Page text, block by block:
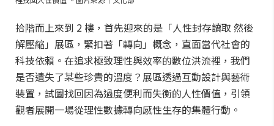
拾階而上來到 2 樓，首先迎來的是「人性封存讀取 然後
解壓縮」展區，緊扣著「轉向」概念，直面當代社會的
科技依賴。在追求極致理性與效率的數位洪流裡，我們
是否遺失了某些珍貴的溫度？展區透過互動設計與藝術
裝置，試圖找回因為過度便利而失衡的人性價值，引領
觀者展開一場從理性數據轉向感性生存的集體行動。